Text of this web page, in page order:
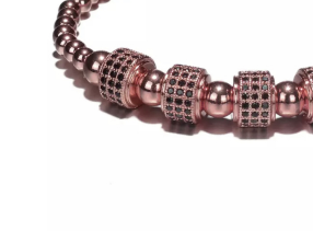
CERCEI
CEASURI DAMA